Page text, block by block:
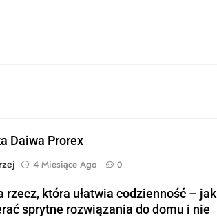
Daiwa Prorex
4 Miesiące Ago 0
rzecz, która ułatwia codzienność – jak
sprytne rozwiązania do domu i nie